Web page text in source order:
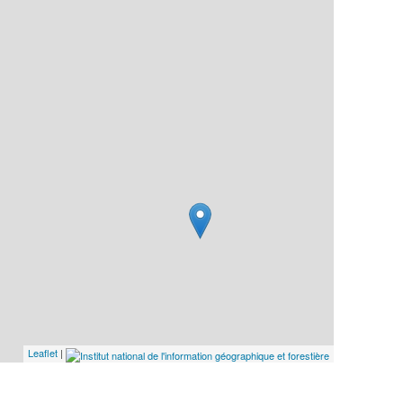
Leaflet |